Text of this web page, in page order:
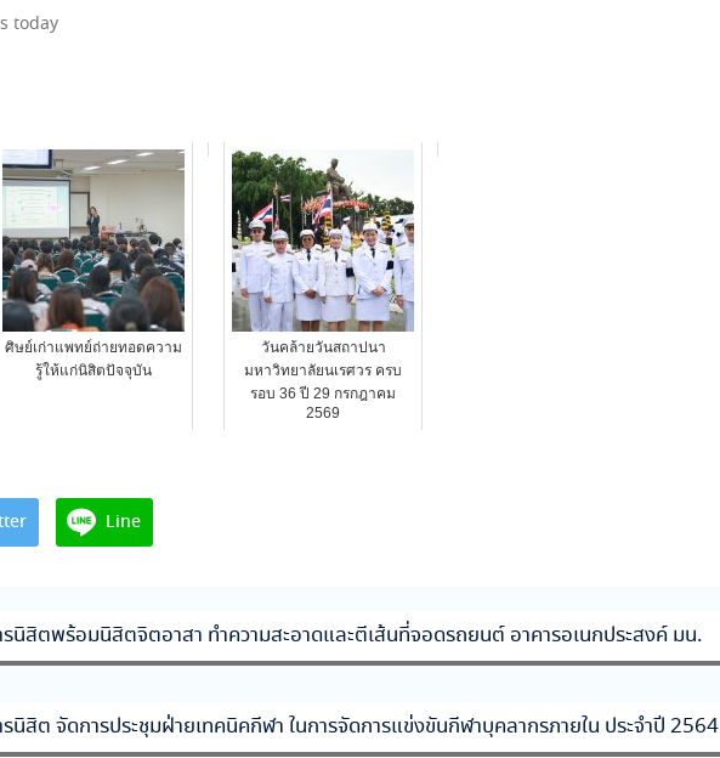
today
ศิษย์เก่าแพทย์ถ่ายทอดความ
รู้ให้แก่นิสิตปัจจุบัน
วันคล้ายวันสถาปนา
มหาวิทยาลัยนเรศวร ครบ
รอบ 36 ปี 29 กรกฎาคม
2569
Line
นิสิตพร้อมนิสิตจิตอาสา ทำความสะอาดและตีเส้นที่จอดรถยนต์ อาคารอเนกประสงค์ มน.
นิสิต จัดการประชุมฝ่ายเทคนิคกีฬา ในการจัดการแข่งขันกีฬาบุคลากรภายใน ประจำปี 2564